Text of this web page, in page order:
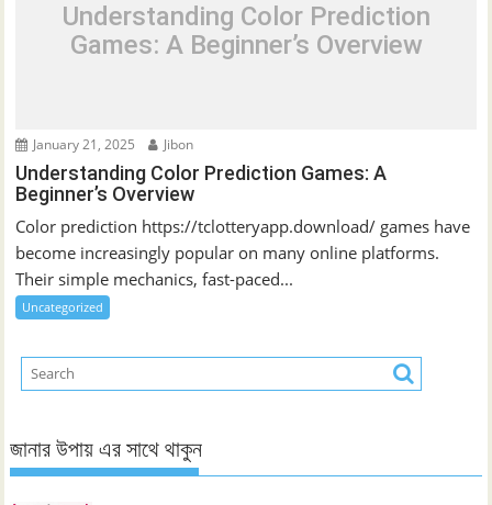
Understanding Color Prediction
Games: A Beginner’s Overview
January 21, 2025 Jibon
Understanding Color Prediction Games: A
Beginner’s Overview
Color prediction https://tclotteryapp.download/ games have
become increasingly popular on many online platforms.
Their simple mechanics, fast-paced...
Uncategorized
জানার উপায় এর সাথে থাকুন